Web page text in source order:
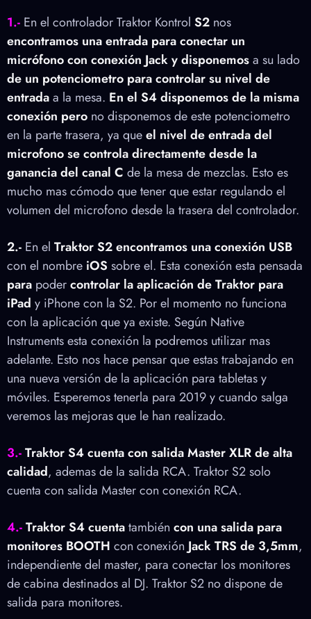
1.- En el controlador Traktor Kontrol S2 nos
encontramos una entrada para conectar un
micrófono con conexión Jack y disponemosa su lado
de un potenciometro para controlar su nivel de
entradaa la mesa. En el S4 disponemos de la misma
conexión pero no disponemos de este potenciometro
en la parte trasera, ya queel nivel de entrada del
microfono se controla directamente desde la
ganancia del canal C de la mesa de mezclas. Esto es
mucho mas cómodo que tener que estar regulando el
volumen del microfono desde la trasera del controlador.
2.- En el Traktor S2encontramos unaconexión USB
con el nombre iOS sobre el. Esta conexión esta pensada
para podercontrolar la aplicación de Traktor para
iPad y iPhone con la S2. Por el momento no funciona
con la aplicación que ya existe. Según Native
Instruments esta conexión la podremos utilizar mas
adelante. Esto nos hace pensar que estas trabajando en
una nueva versión de la aplicación para tabletas y
móviles. Esperemos tenerla para 2019 y cuando salga
veremos las mejoras que le han realizado.
3.-Traktor S4 cuenta con salida Master XLR de alta
calidad, ademas de la salida RCA. Traktor S2 solo
cuenta con salida Master con conexión RCA.
4.-Traktor S4 cuentatambién con una salida para
monitores BOOTH con conexión Jack TRS de 3,5mm,
independiente del master, para conectar los monitores
de cabina destinados al DJ. Traktor S2 no dispone de
salida para monitores.